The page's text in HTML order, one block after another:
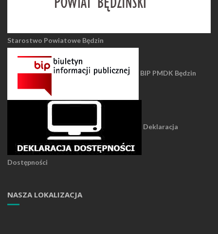
Starostwo Powiatowe Będzin
BIP PMDK Będzin
Deklaracja
Dostępności
NASZA LOKALIZACJA